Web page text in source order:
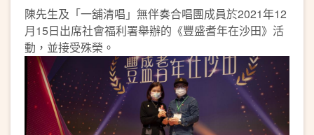
陳先生及「一舖清唱」無伴奏合唱團成員於2021年12
月15日出席社會福利署舉辦的《豐盛耆年在沙田》活
動，並接受殊榮。